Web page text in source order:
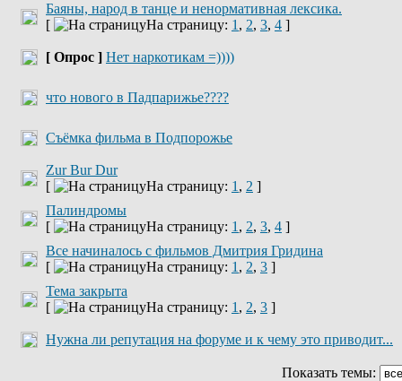
Баяны, народ в танце и ненормативная лексика.
[
На страницу: 1 , 2, 3, 4 ]
[ Опрос ] Нет наркотикам =))))
что нового в Падпарижье????
Съёмка фильма в Подпорожье
Zur Bur Dur
[
На страницу: 1 , 2 ]
Палиндромы
[
На страницу: 1 , 2, 3, 4 ]
Все начиналось с фильмов Дмитрия Гридина
[
На страницу: 1 , 2, 3 ]
Тема закрыта
[
На страницу: 1 , 2, 3 ]
Нужна ли репутация на форуме и к чему это приводит...
Показать темы: